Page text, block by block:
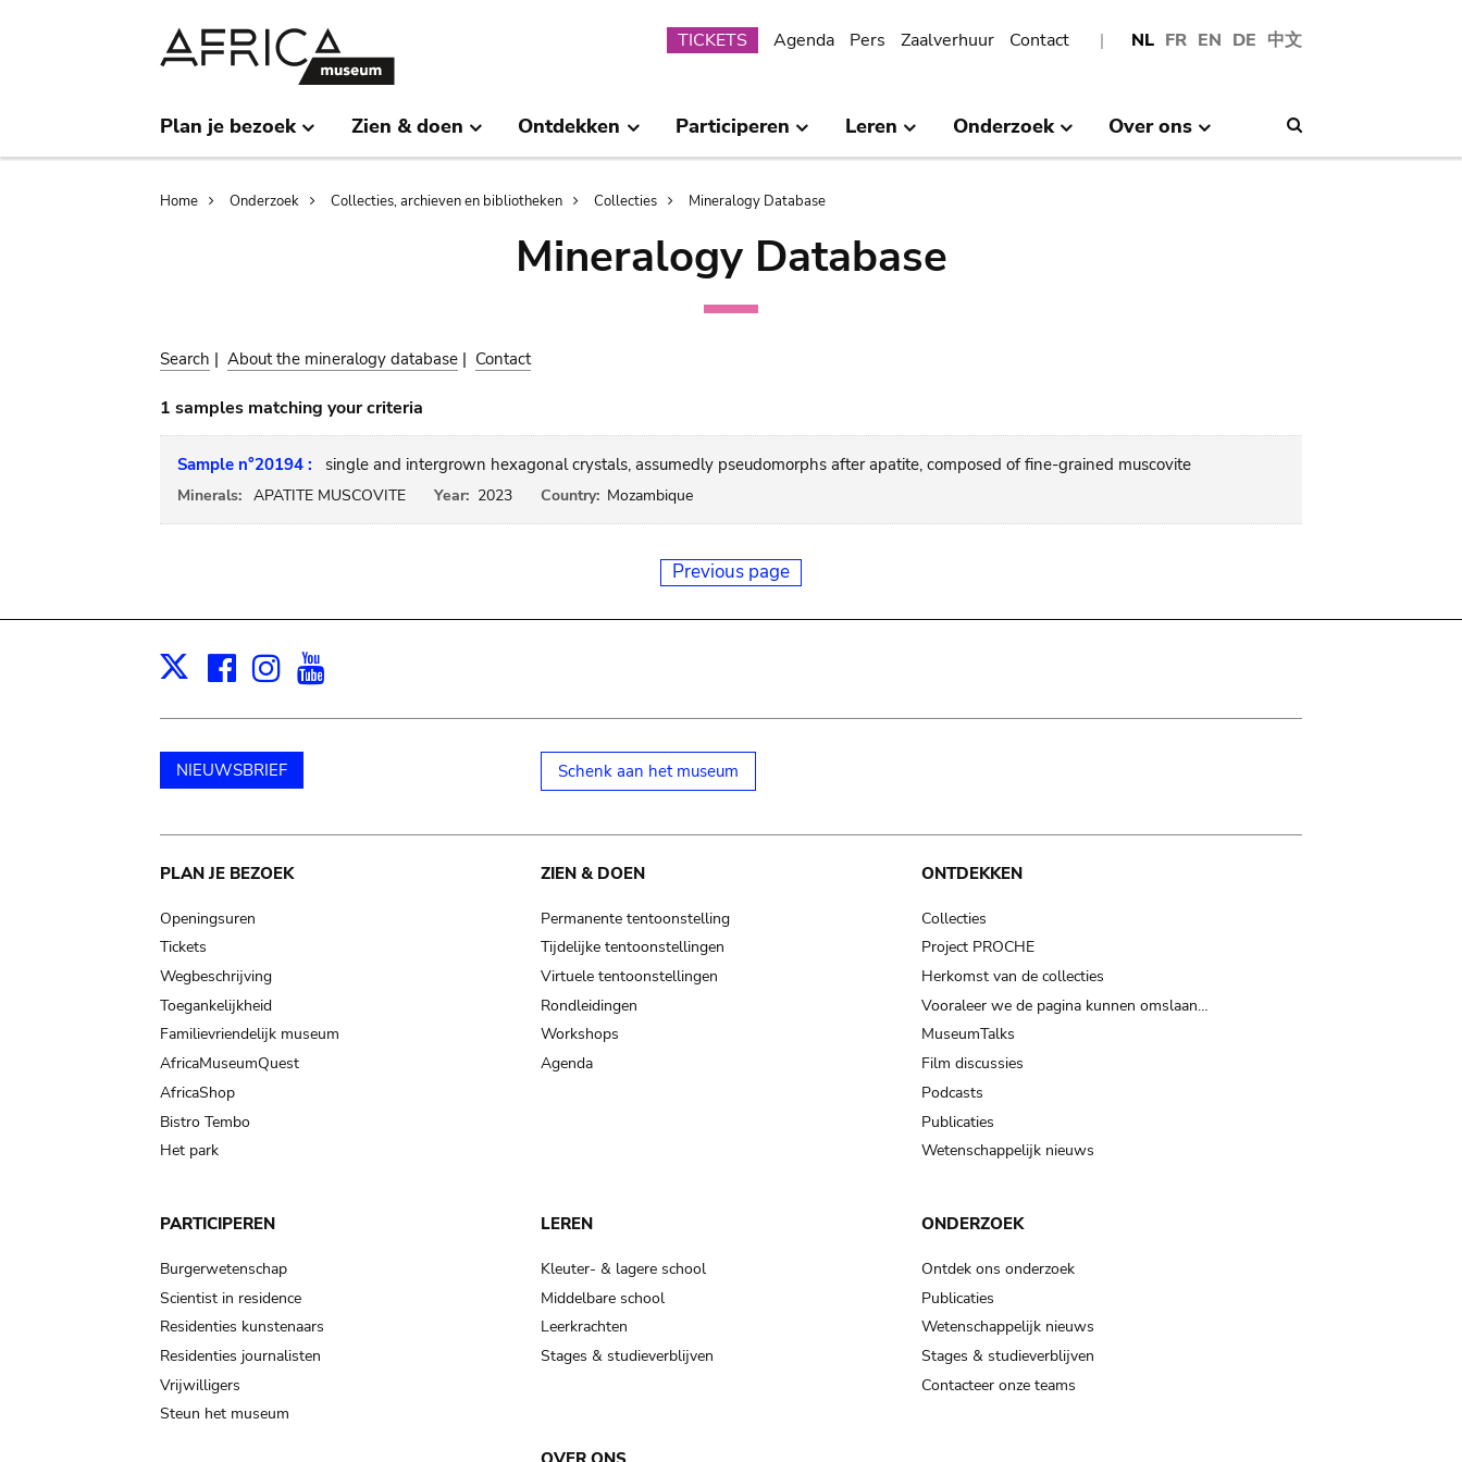
NL FR EN DE 中文
Submenu
TICKETS Agenda Pers Zaalverhuur Contact
Plan je bezoek Zien & doen Ontdekken Participeren Leren Onderzoek Over ons
Breadcrumb
Home Onderzoek Collecties, archieven en bibliotheken Collecties Mineralogy Database
Mineralogy Database
Search | About the mineralogy database | Contact
1 samples matching your criteria
Sample n°20194 : single and intergrown hexagonal crystals, assumedly pseudomorphs after apatite, composed of fine-grained muscovite
Minerals: APATITE MUSCOVITE Year: 2023 Country: Mozambique
Previous page
X Facebook
Instagram
NIEUWSBRIEF Schenk aan het museum
Main
navigation
PLAN JE BEZOEK
Openingsuren
Tickets
Wegbeschrijving
Toegankelijkheid
Familievriendelijk museum
AfricaMuseumQuest
AfricaShop
Bistro Tembo
Het park
ZIEN & DOEN
Permanente tentoonstelling
Tijdelijke tentoonstellingen
Virtuele tentoonstellingen
Rondleidingen
Workshops
Agenda
ONTDEKKEN
Collecties
Project PROCHE
Herkomst van de collecties
Vooraleer we de pagina kunnen omslaan…
MuseumTalks
Film discussies
Podcasts
Publicaties
Wetenschappelijk nieuws
PARTICIPEREN
Burgerwetenschap
Scientist in residence
Residenties kunstenaars
Residenties journalisten
Vrijwilligers
Steun het museum
LEREN
Kleuter- & lagere school
Middelbare school
Leerkrachten
Stages & studieverblijven
ONDERZOEK
Ontdek ons onderzoek
Publicaties
Wetenschappelijk nieuws
Stages & studieverblijven
Contacteer onze teams